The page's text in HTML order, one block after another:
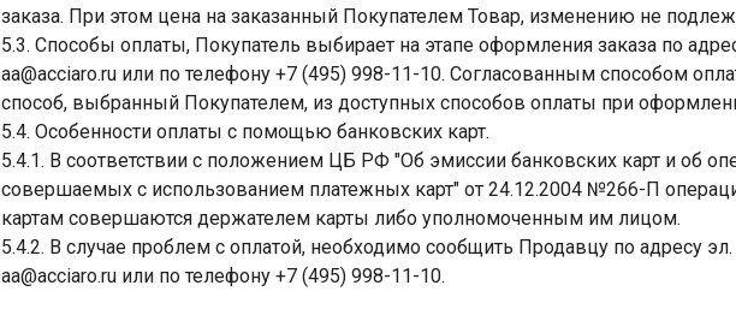
заказа. При этом цена на заказанный Покупателем Товар, изменению не
5.3. Способы оплаты, Покупатель выбирает на этапе оформления заказа по
aa@acciaro.ru или по телефону +7 (495) 998-11-10. Согласованным способом
способ, выбранный Покупателем, из доступных способов оплаты при
5.4. Особенности оплаты с помощью банковских карт.
5.4.1. В соответствии с положением ЦБ РФ "Об эмиссии банковских карт и об
совершаемых с использованием платежных карт" от 24.12.2004 №266-П
картам совершаются держателем карты либо уполномоченным им лицом.
5.4.2. В случае проблем с оплатой, необходимо сообщить Продавцу по адресу
aa@acciaro.ru или по телефону +7 (495) 998-11-10.